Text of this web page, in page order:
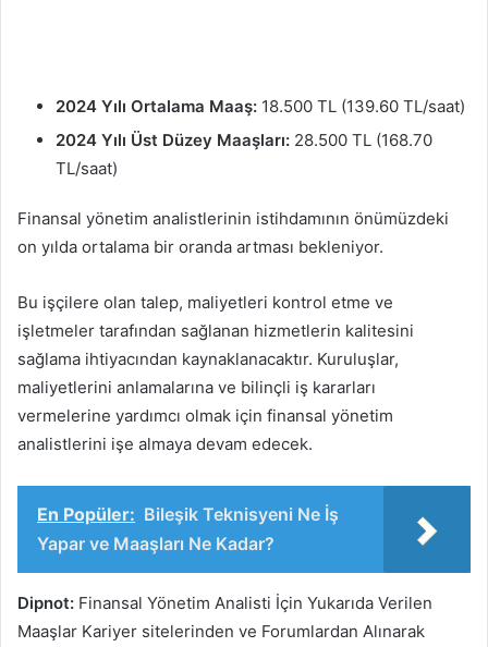
2024 Yılı Ortalama Maaş: 18.500 TL (139.60 TL/saat)
2024 Yılı Üst Düzey Maaşları: 28.500 TL (168.70
TL/saat)
Finansal yönetim analistlerinin istihdamının önümüzdeki
on yılda ortalama bir oranda artması bekleniyor.
Bu işçilere olan talep, maliyetleri kontrol etme ve
işletmeler tarafından sağlanan hizmetlerin kalitesini
sağlama ihtiyacından kaynaklanacaktır. Kuruluşlar,
maliyetlerini anlamalarına ve bilinçli iş kararları
vermelerine yardımcı olmak için finansal yönetim
analistlerini işe almaya devam edecek.
En Popüler: Bileşik Teknisyeni Ne İş
Yapar ve Maaşları Ne Kadar?
Dipnot: Finansal Yönetim Analisti İçin Yukarıda Verilen
Maaşlar Kariyer sitelerinden ve Forumlardan Alınarak